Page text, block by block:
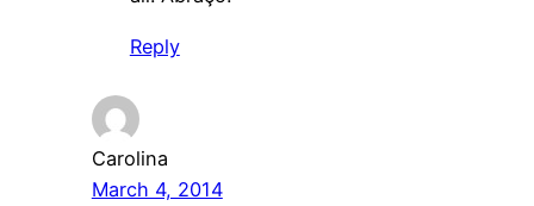
Reply
Carolina
March 4, 2014